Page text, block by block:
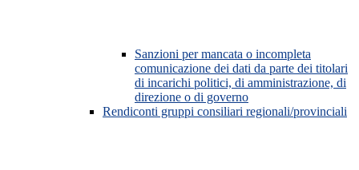
Sanzioni per mancata o incompleta
comunicazione dei dati da parte dei titolari
di incarichi politici, di amministrazione, di
direzione o di governo
Rendiconti gruppi consiliari regionali/provinciali